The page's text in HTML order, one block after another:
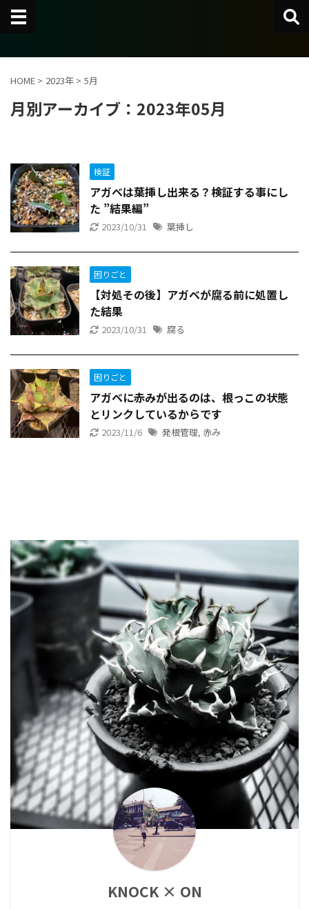
HOME > 2023年 > 5月
月別アーカイブ：2023年05月
検証
アガベは葉挿し出来る？検証する事にし
た ”結果編”
2023/10/31 葉挿し
困りごと
【対処その後】アガベが腐る前に処置し
た結果
2023/10/31 腐る
困りごと
アガベに赤みが出るのは、根っこの状態
とリンクしているからです
2023/11/6 発根管理, 赤み
KNOCK × ON